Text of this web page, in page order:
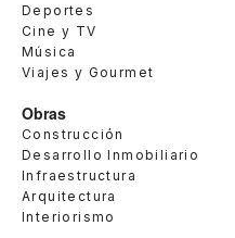
Deportes
Cine y TV
Música
Viajes y Gourmet
Obras
Construcción
Desarrollo Inmobiliario
Infraestructura
Arquitectura
Interiorismo